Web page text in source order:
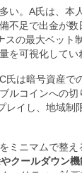
い。A氏は、本
不足で出金が
の最大ベット
を可視化してい
氏は暗号資産で
ルコインへの
レイし、地域制
ミニマムで整
クールダウン機